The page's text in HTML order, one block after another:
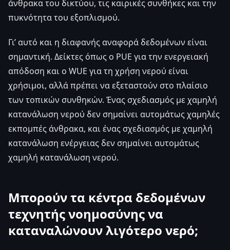
άνθρακα του δικτύου, τις καιρικές συνθήκες και την
πυκνότητα του εξοπλισμού.
Γι’ αυτό και η διαφανής αναφορά δεδομένων είναι
σημαντική. Δείκτες όπως ο PUE για την ενεργειακή
απόδοση και ο WUE για τη χρήση νερού είναι
χρήσιμοι, αλλά πρέπει να εξεταστούν στο πλαίσιο
των τοπικών συνθηκών. Ένας σχεδιασμός με χαμηλή
κατανάλωση νερού δεν σημαίνει αυτομάτως χαμηλές
εκπομπές άνθρακα, και ένας σχεδιασμός με χαμηλή
κατανάλωση ενέργειας δεν σημαίνει αυτομάτως
χαμηλή κατανάλωση νερού.
Μπορούν τα κέντρα δεδομένων
τεχνητής νοημοσύνης να
καταναλώνουν λιγότερο νερό;